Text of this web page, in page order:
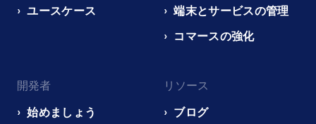
ユースケース
端末とサービスの管理
コマースの強化
開発者
始めましょう
リソース
ブログ